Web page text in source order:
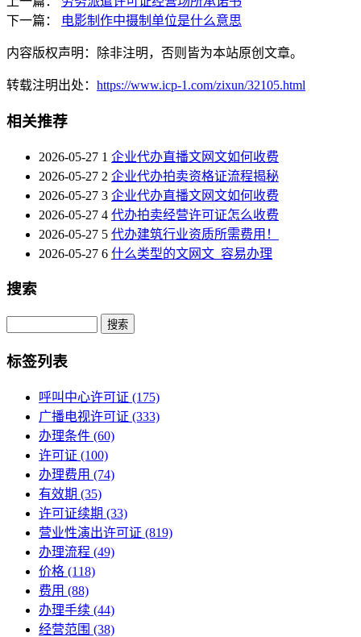
下一篇：
电影制作中摄制单位是什么意思
内容版权声明：除非注明，否则皆为本站原创文章。
转载注明出处： https://www.icp-1.com/zixun/32105.html
相关推荐
2026-05-27 1 企业代办直播文网文如何收费
2026-05-27 2 企业代办拍卖资格证流程揭秘
2026-05-27 3 企业代办直播文网文如何收费
2026-05-27 4 代办拍卖经营许可证怎么收费
2026-05-27 5 代办建筑行业资质所需费用！
2026-05-27 6 什么类型的文网文_容易办理
搜索
Search
标签列表
呼叫中心许可证 (175)
广播电视许可证 (333)
办理条件 (60)
许可证 (100)
办理费用 (74)
有效期 (35)
许可证续期 (33)
营业性演出许可证 (819)
办理流程 (49)
价格 (118)
费用 (88)
办理手续 (44)
经营范围 (38)